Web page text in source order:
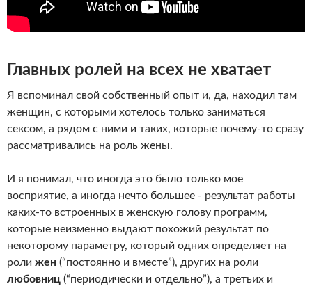
Главных ролей на всех не хватает
Я вспоминал свой собственный опыт и, да, находил там
женщин, с которыми хотелось только заниматься
сексом, а рядом с ними и таких, которые почему-то сразу
рассматривались на роль жены.
И я понимал, что иногда это было только мое
восприятие, а иногда нечто большее - результат работы
каких-то встроенных в женскую голову программ,
которые неизменно выдают похожий результат по
некоторому параметру, который одних определяет на
роли жен (“постоянно и вместе”), других на роли
любовниц (“периодически и отдельно”), а третьих и